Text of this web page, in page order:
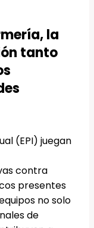
la
tanto
(EPI) juegan
contra
presentes
no solo
de